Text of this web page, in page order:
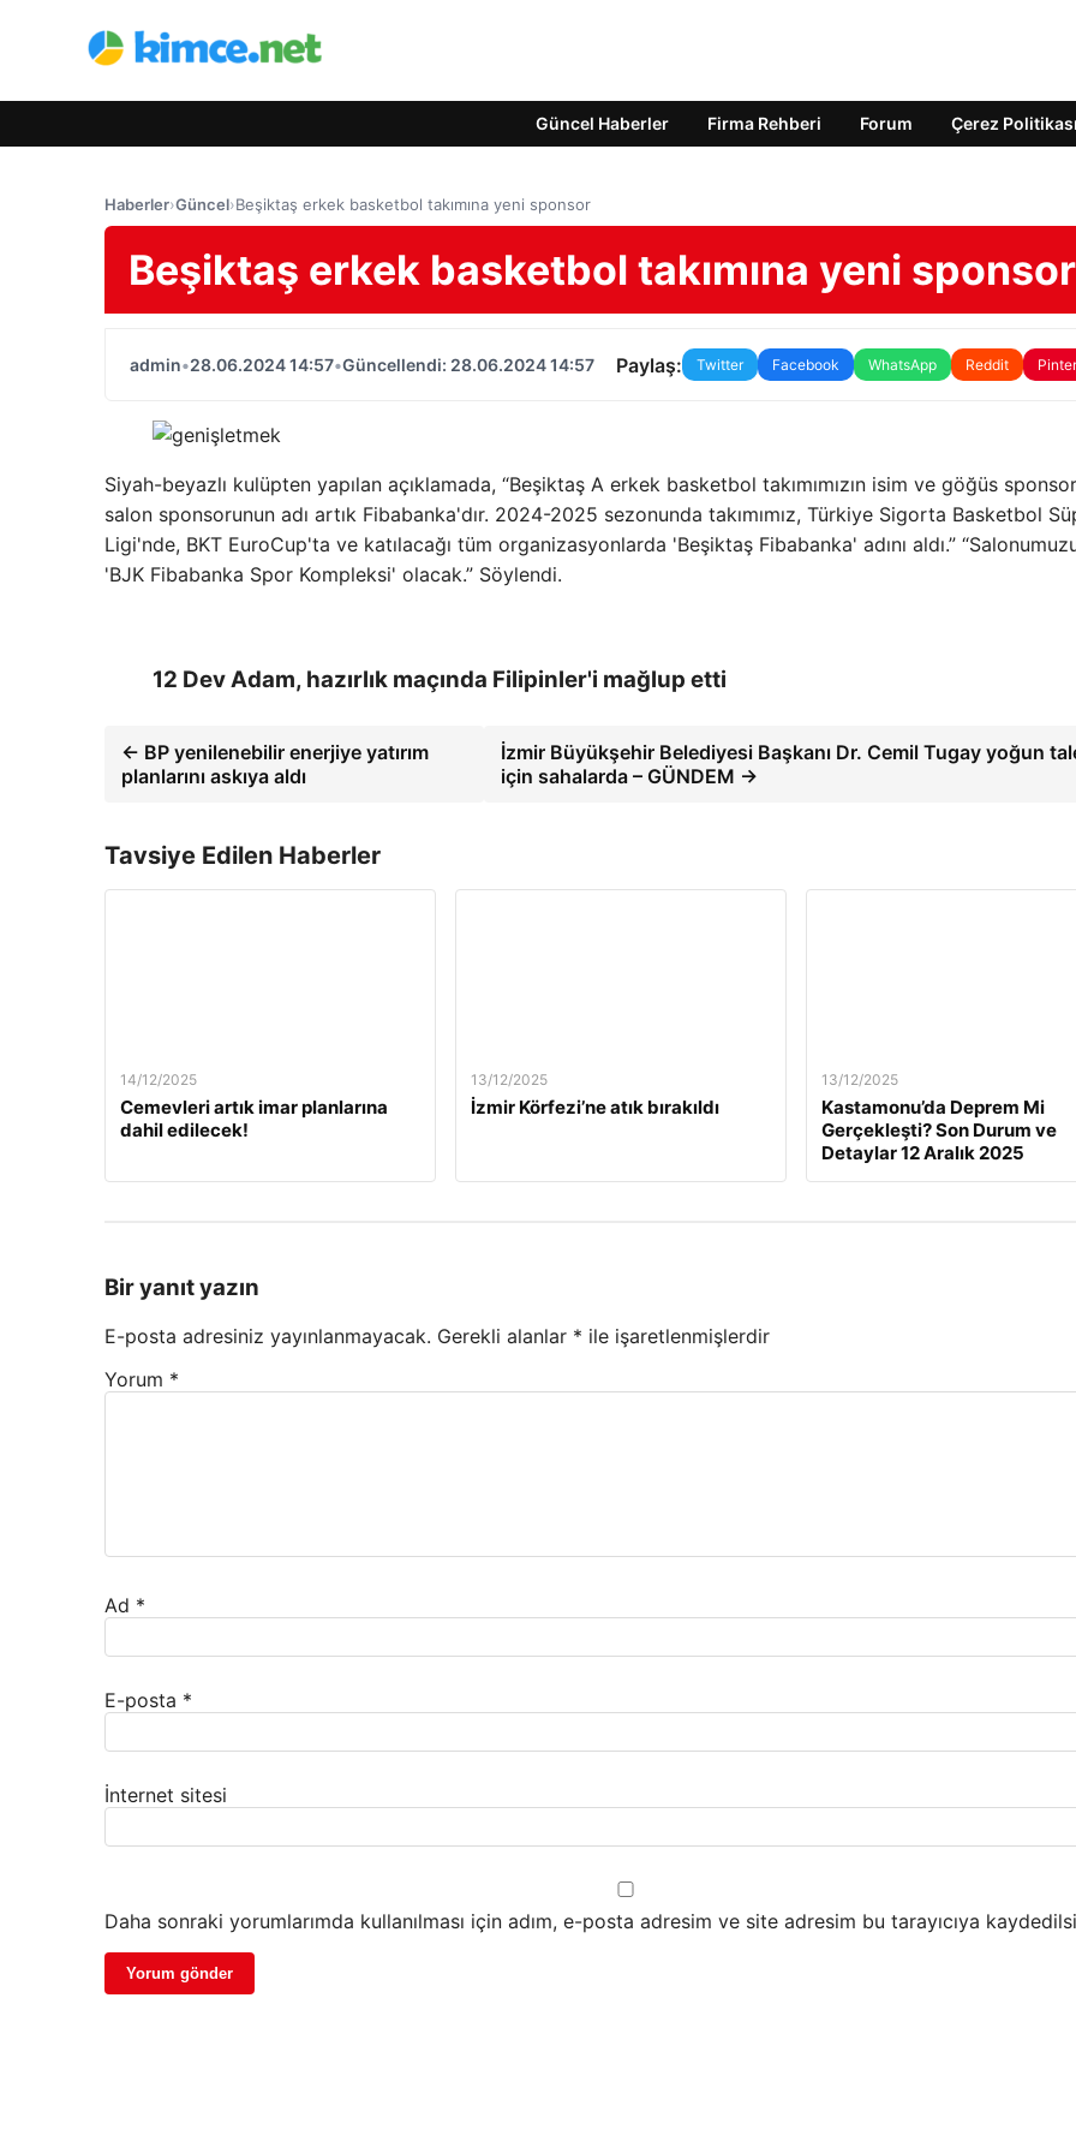
Güncel Haberler Firma Rehberi Forum Çerez Politikası
Haberler›Güncel›Beşiktaş erkek basketbol takımına yeni sponsor
Beşiktaş erkek basketbol takımına yeni sponsor
admin•28.06.2024 14:57•Güncellendi: 28.06.2024 14:57 Paylaş: Twitter Facebook WhatsApp Reddit
Siyah-beyazlı kulüpten yapılan açıklamada, “Beşiktaş A erkek basketbol takımımızın isim ve göğüs
salon sponsorunun adı artık Fibabanka'dır. 2024-2025 sezonunda takımımız, Türkiye Sigorta Basketbol
Ligi'nde, BKT EuroCup'ta ve katılacağı tüm organizasyonlarda 'Beşiktaş Fibabanka' adını aldı.”
'BJK Fibabanka Spor Kompleksi' olacak.” Söylendi.
12 Dev Adam, hazırlık maçında Filipinler'i mağlup etti
← BP yenilenebilir enerjiye yatırım
planlarını askıya aldı
İzmir Büyükşehir Belediyesi Başkanı Dr. Cemil Tugay yoğun
için sahalarda – GÜNDEM →
Tavsiye Edilen Haberler
14/12/2025
Cemevleri artık imar planlarına
dahil edilecek!
13/12/2025
İzmir Körfezi’ne atık bırakıldı
13/12/2025
Kastamonu’da Deprem Mi
Gerçekleşti? Son Durum ve
Detaylar 12 Aralık 2025
Bir yanıt yazın
E-posta adresiniz yayınlanmayacak. Gerekli alanlar * ile işaretlenmişlerdir
Yorum *
Ad *
E-posta *
İnternet sitesi
Daha sonraki yorumlarımda kullanılması için adım, e-posta adresim ve site adresim bu tarayıcıya